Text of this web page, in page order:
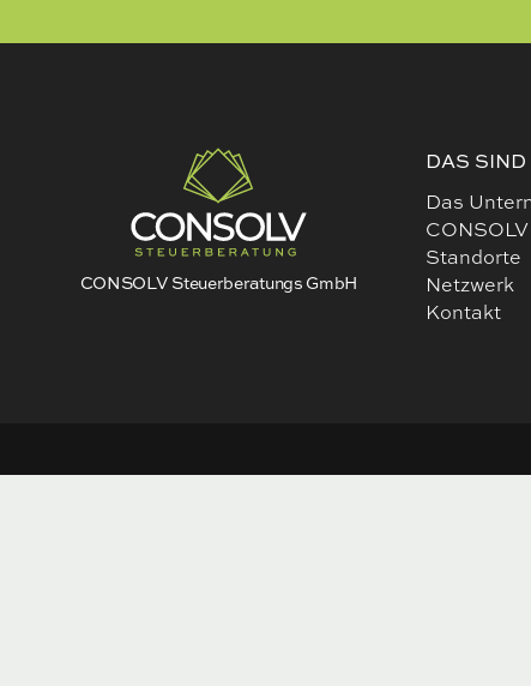
CONSOLV Steuerberatungs GmbH
DAS SIND
Das
CONSOLV
Standorte
Netzwerk
Kontakt